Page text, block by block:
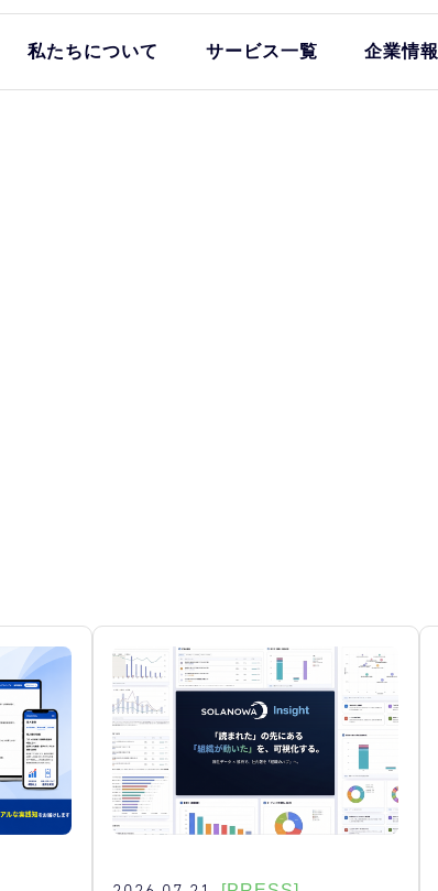
私たちについて サービス一覧 企業情報